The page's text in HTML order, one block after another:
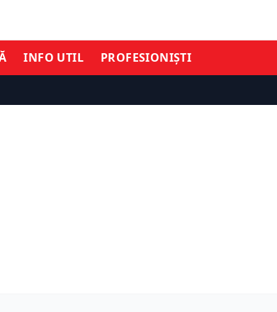
INFO UTIL PROFESIONIȘTI